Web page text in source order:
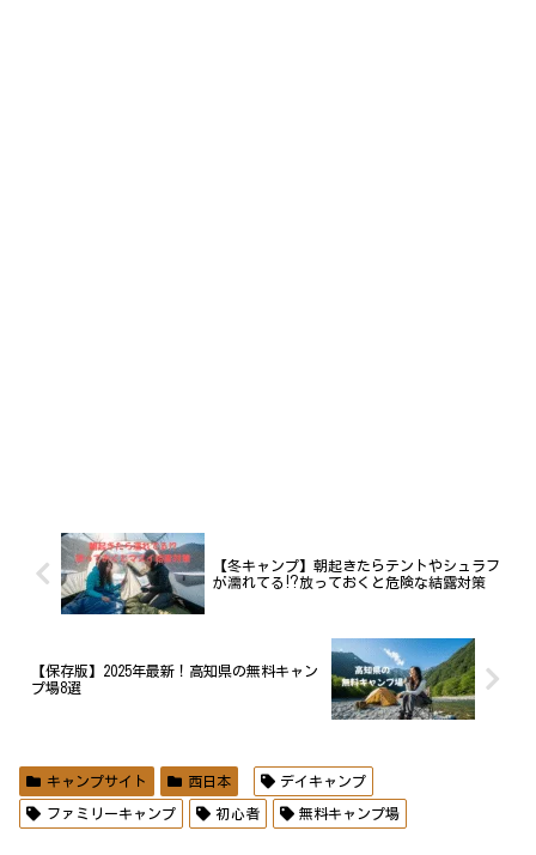
【冬キャンプ】朝起きたらテントやシュラフ
が濡れてる⁉放っておくと危険な結露対策
【保存版】2025年最新！高知県の無料キャン
プ場8選
キャンプサイト 西日本 デイキャンプ
ファミリーキャンプ 初心者 無料キャンプ場